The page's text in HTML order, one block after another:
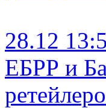
28.12
ЕБРР и